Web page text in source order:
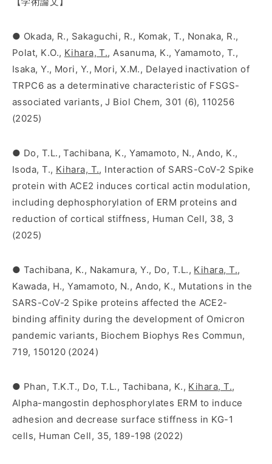
● Okada, R., Sakaguchi, R., Komak, T., Nonaka, R.,
Polat, K.O., Kihara, T., Asanuma, K., Yamamoto, T.,
Isaka, Y., Mori, Y., Mori, X.M., Delayed inactivation of
TRPC6 as a determinative characteristic of FSGS-
associated variants, J Biol Chem, 301 (6), 110256
(2025)
● Do, T.L., Tachibana, K., Yamamoto, N., Ando, K.,
Isoda, T., Kihara, T., Interaction of SARS-CoV-2 Spike
protein with ACE2 induces cortical actin modulation,
including dephosphorylation of ERM proteins and
reduction of cortical stiffness, Human Cell, 38, 3
(2025)
● Tachibana, K., Nakamura, Y., Do, T.L., Kihara, T.,
Kawada, H., Yamamoto, N., Ando, K., Mutations in the
SARS-CoV-2 Spike proteins affected the ACE2-
binding affinity during the development of Omicron
pandemic variants, Biochem Biophys Res Commun,
719, 150120 (2024)
● Phan, T.K.T., Do, T.L., Tachibana, K., Kihara, T.,
Alpha-mangostin dephosphorylates ERM to induce
adhesion and decrease surface stiffness in KG-1
cells, Human Cell, 35, 189-198 (2022)